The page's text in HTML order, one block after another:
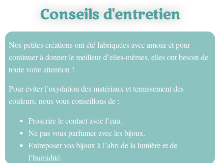
Conseils d'entretien
Nos petites créations ont été fabriquées avec amour et pour
continuer à donner le meilleur d’elles-mêmes, elles ont besoin de
toute votre attention !
Pour éviter l’oxydation des matériaux et ternissement des
couleurs, nous vous conseillons de :
Proscrire le contact avec l’eau.
Ne pas vous parfumer avec les bijoux.
Entreposer vos bijoux à l’abri de la lumière et de
l’humidité.